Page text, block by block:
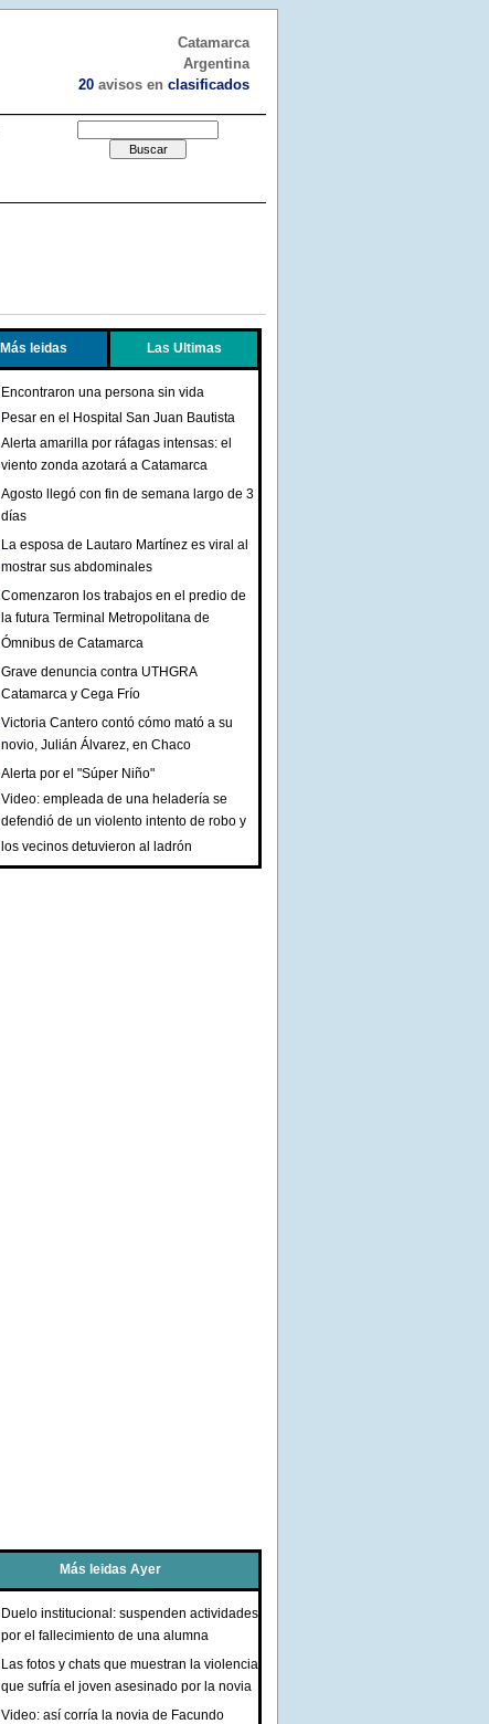
Catamarca
Argentina
20 avisos en clasificados
Más leidas Las Ultimas
Encontraron una persona sin vida
Pesar en el Hospital San Juan Bautista
Alerta amarilla por ráfagas intensas: el
viento zonda azotará a Catamarca
Agosto llegó con fin de semana largo de 3
días
La esposa de Lautaro Martínez es viral al
mostrar sus abdominales
Comenzaron los trabajos en el predio de
la futura Terminal Metropolitana de
Ómnibus de Catamarca
Grave denuncia contra UTHGRA
Catamarca y Cega Frío
Victoria Cantero contó cómo mató a su
novio, Julián Álvarez, en Chaco
Alerta por el "Súper Niño"
Video: empleada de una heladería se
defendió de un violento intento de robo y
los vecinos detuvieron al ladrón
Más leidas Ayer
Duelo institucional: suspenden actividades
por el fallecimiento de una alumna
Las fotos y chats que muestran la violencia
que sufría el joven asesinado por la novia
Video: así corría la novia de Facundo